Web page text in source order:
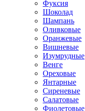
Фуксия
Шоколад
Шампань
Оливковые
Оранжевые
Вишневые
Изумрудные
Венге
Ореховые
Янтарные
Сиреневые
Салатовые
Фиолетовые